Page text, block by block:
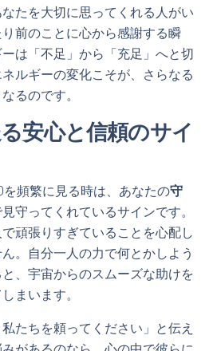
たを大切に思ってくれる人がい
前のことに心から感謝する瞬
は「不足」から「充足」へと切
ルギーの変化こそが、さらなる
るのです。
安心と信頼のサイ
頻繁に見る時は、あなたの守
守ってくれているサインです。
頑張りすぎていることを心配し
。自分一人の力で何とかしよう
、宇宙からのスムーズな助けを
まいます。
たちを頼ってください」と伝え